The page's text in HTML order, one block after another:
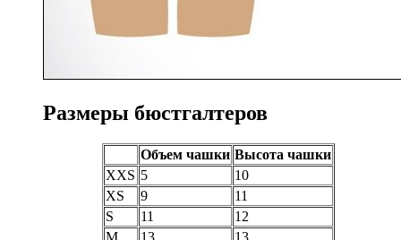
Размеры бюстгалтеров
Объем чашки Высота чашки
XXS 5
10
XS
9
11
S
11
12
M
13
13